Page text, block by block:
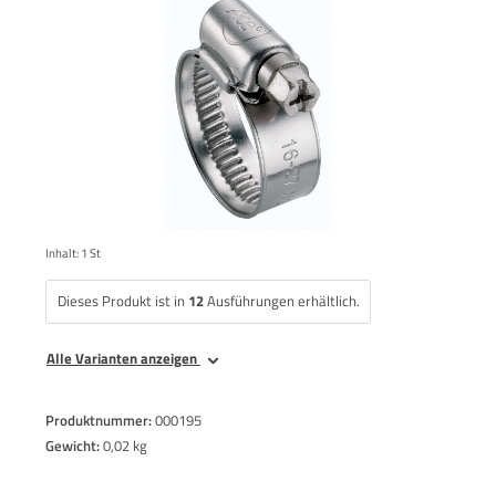
Inhalt:1 St
Dieses Produkt ist in 12Ausführungen erhältlich.
Alle Varianten anzeigen
Produktnummer:000195
Gewicht:0,02 kg